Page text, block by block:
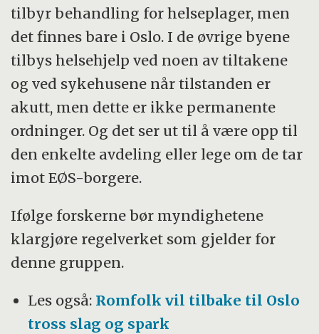
tilbyr behandling for helseplager, men
det finnes bare i Oslo. I de øvrige byene
tilbys helsehjelp ved noen av tiltakene
og ved sykehusene når tilstanden er
akutt, men dette er ikke permanente
ordninger. Og det ser ut til å være opp til
den enkelte avdeling eller lege om de tar
imot EØS-borgere.
Ifølge forskerne bør myndighetene
klargjøre regelverket som gjelder for
denne gruppen.
Les også: Romfolk vil tilbake til Oslo
tross slag og spark